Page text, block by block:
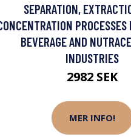
SEPARATION,
BEVERAGE AND
INDUSTRIES
2982 SEK
MER INFO!